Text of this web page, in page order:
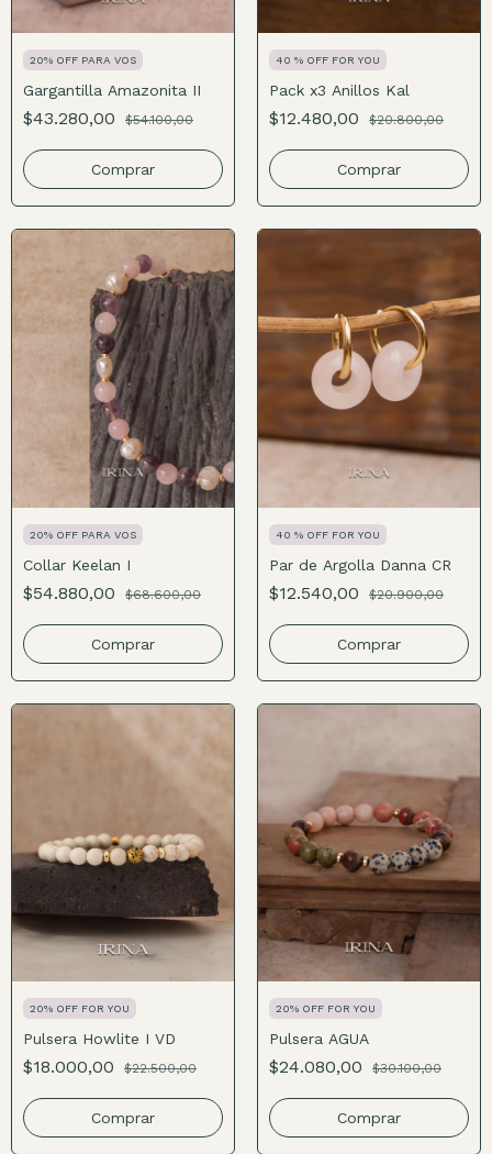
20% OFF PARA VOS
Gargantilla Amazonita II
$43.280,00 $54.100,00
Comprar
40 % OFF FOR YOU
Pack x3 Anillos Kal
$12.480,00 $20.800,00
Comprar
20% OFF PARA VOS
Collar Keelan I
$54.880,00 $68.600,00
Comprar
40 % OFF FOR YOU
Par de Argolla Danna CR
$12.540,00 $20.900,00
Comprar
20% OFF FOR YOU
Pulsera Howlite I VD
$18.000,00 $22.500,00
Comprar
20% OFF FOR YOU
Pulsera AGUA
$24.080,00 $30.100,00
Comprar